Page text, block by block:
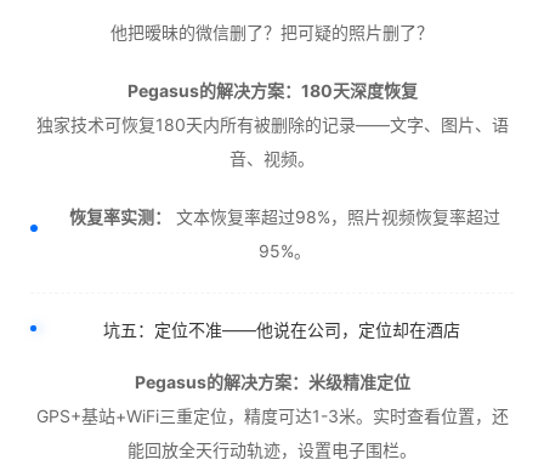
他把暧昧的微信删了？把可疑的照片删了？
Pegasus的解决方案：180天深度恢复
独家技术可恢复180天内所有被删除的记录——文字、图片、语
音、视频。
恢复率实测：
文本恢复率超过98%，照片视频恢复率超过
95%。
坑五：定位不准——他说在公司，定位却在酒店
Pegasus的解决方案：米级精准定位
GPS+基站+WiFi三重定位，精度可达1-3米。实时查看位置，还
能回放全天行动轨迹，设置电子围栏。